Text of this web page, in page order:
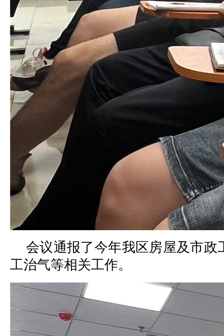
会议通报了今年我区房屋及市
工治气等相关工作。